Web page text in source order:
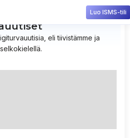
eli tiivistämme ja
Luo ISMS-tili